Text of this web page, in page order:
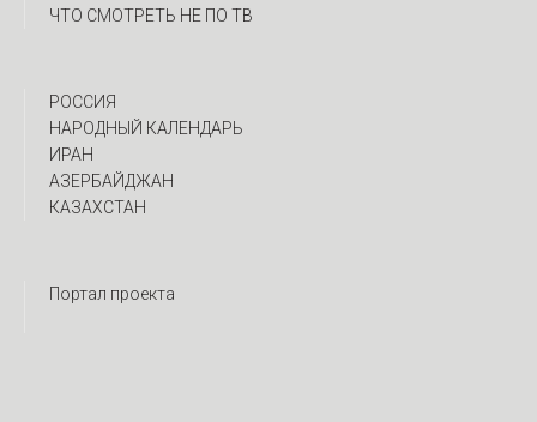
ЧТО СМОТРЕТЬ НЕ ПО ТВ
РОССИЯ
НАРОДНЫЙ КАЛЕНДАРЬ
ИРАН
АЗЕРБАЙДЖАН
КАЗАХСТАН
Портал проекта